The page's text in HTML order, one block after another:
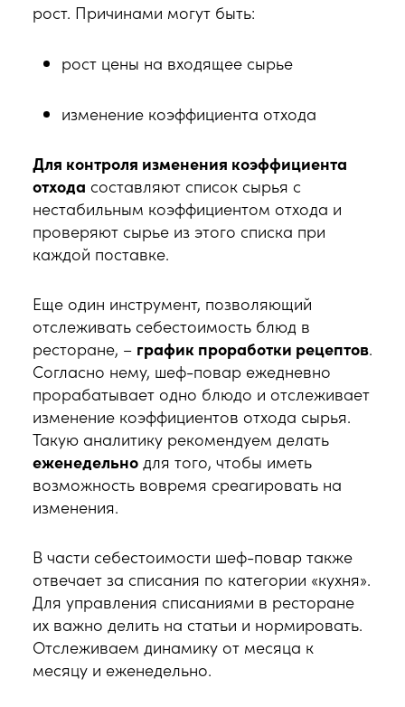
рост. Причинами могут быть:
рост цены на входящее сырье
изменение коэффициента отхода
Для контроля изменения коэффициента
отхода составляют список сырья с
нестабильным коэффициентом отхода и
проверяют сырье из этого списка при
каждой поставке.
Еще один инструмент, позволяющий
отслеживать себестоимость блюд в
ресторане, – график проработки рецептов.
Согласно нему, шеф-повар ежедневно
прорабатывает одно блюдо и отслеживает
изменение коэффициентов отхода сырья.
Такую аналитику рекомендуем делать
еженедельно для того, чтобы иметь
возможность вовремя среагировать на
изменения.
В части себестоимости шеф-повар также
отвечает за списания по категории «кухня».
Для управления списаниями в ресторане
их важно делить на статьи и нормировать.
Отслеживаем динамику от месяца к
месяцу и еженедельно.